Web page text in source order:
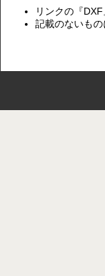
リンクの『
記載のないも